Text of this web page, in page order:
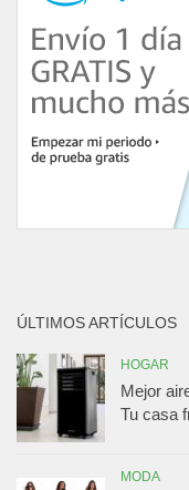
ÚLTIMOS ARTÍCULOS
HOGAR
Mejor
Tu casa
MODA